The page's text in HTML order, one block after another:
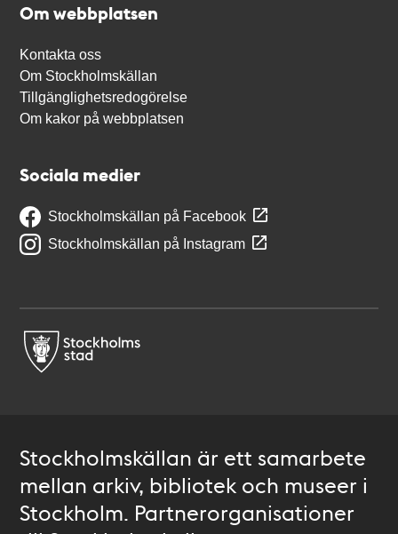
Om webbplatsen
Kontakta oss
Om Stockholmskällan
Tillgänglighetsredogörelse
Om kakor på webbplatsen
Sociala medier
Stockholmskällan på Facebook
Stockholmskällan på Instagram
Stockholmskällan är ett samarbete
mellan arkiv, bibliotek och museer i
Stockholm. Partnerorganisationer